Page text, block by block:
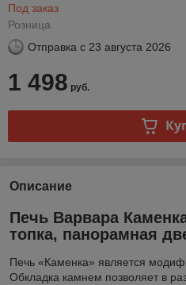
Под заказ
Розница
Отправка с 23 августа 2026
1 498 руб.
Описание
Печь Варвара
топка, панорамная
Печь «Каменка» является
Обкладка камнем позволяет в